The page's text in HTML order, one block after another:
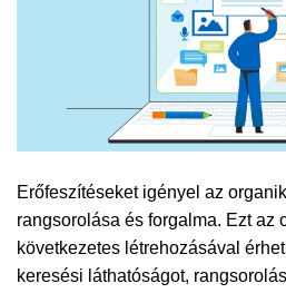
Erőfeszítéseket igényel az
rangsorolása és forgalma. Ezt az
következetes létrehozásával
keresési láthatóságot,